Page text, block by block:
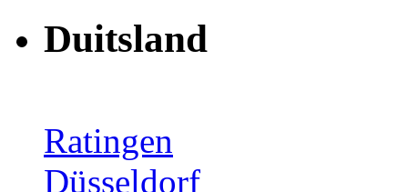
Duitsland
Ratingen
Düsseldorf